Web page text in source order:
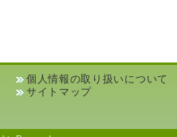
個人情報の取り扱いについて
サイトマップ